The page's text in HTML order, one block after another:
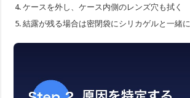
ケースを外し、ケース内側のレンズ穴も拭く
結露が残る場合は密閉袋にシリカゲルと一緒